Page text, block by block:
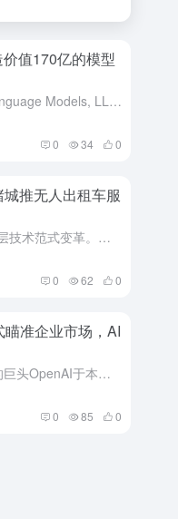
值170亿的模型
当全球科技巨头在人工智能大模型（Large Language Models, LLMs）的赛道上疯狂竞速时，一个根本性问题浮出水面：究竟谁有资格为这些动辄千亿参数的‘数字大脑’打分排名？市场消息显示...
0 34 0
推无人出租车服
自动驾驶行业正迎来一场由生成式AI驱动的底层技术范式变革。最新行业动态指出，由现代汽车集团支持的自动驾驶公司Motional已按下全面重启键，宣布将采用“AI优先”的全新架构重构其自动驾驶系统，并承诺...
0 62 0
准企业市场，AI
据科技媒体TechCrunch报道，人工智能领域的巨头OpenAI于本周四正式推出了其最新的前沿模型——GPT-5.2。此举被业界普遍解读为对竞争对手谷歌（Google）近期强势表现的直接回应。在经历...
0 85 0